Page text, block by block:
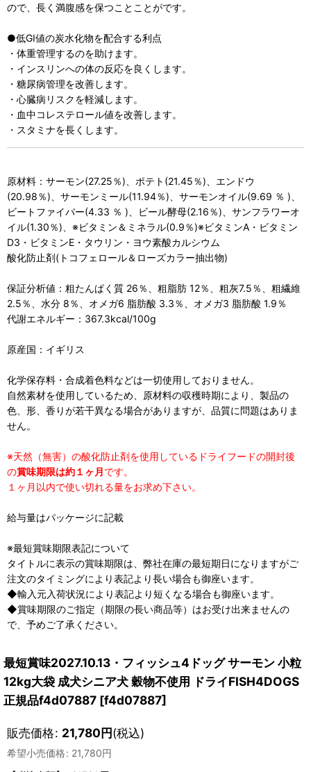
ので、長く満腹感を保つことことがです。
●低GI値の炭水化物を配合する利点
・体重管理するのを助けます。
・インスリンへの体の反応を良くします。
・糖尿病管理を改善します。
・心臓病リスクを軽減します。
・血中コレステロール値を改善します。
・スタミナを長くします。
原材料：サーモン(27.25％)、ポテト(21.45％)、エンドウ
(20.98％)、サーモンミール(11.94％)、サーモンオイル(9.69 ％ )、
ビートファイバー(4.33 ％ )、ビール酵母(2.16％)、サンフラワーオ
イル(1.30％)、※ビタミン＆ミネラル(0.9％)※ビタミンA・ビタミン
D3・ビタミンE・タウリン・ヨウ素酸カルシウム
酸化防止剤(トコフェロール＆ローズカラー抽出物)
保証分析値：粗たんぱく質 26％、粗脂肪 12％、粗灰7.5％、粗繊維
2.5％、水分 8％、オメガ6 脂肪酸 3.3％、オメガ3 脂肪酸 1.9％
代謝エネルギー：367.3kcal/100g
原産国：イギリス
化学保存料・合成着色料などは一切使用しておりません。
自然素材を使用しているため、原材料の収穫時期により、製品の
色、形、香りが若干異なる場合がありますが、品質に問題はありま
せん。
※天然（無害）の酸化防止剤を使用しているドライフードの開封後
の賞味期限は約１ヶ月です。
１ヶ月以内で使い切れる量をお求め下さい。
給与量はパッケージに記載
※最短賞味期限表記について
タイトルに表示の賞味期限は、弊社在庫の最短期日になりますがご
注文のタイミングにより表記より長い場合も御座います。
◆輸入元入荷状況により表記より短くなる場合も御座います。
◆賞味期限のご指定（期限の長い商品等）はお受け出来ませんの
で、予めご了承ください。
最短賞味2027.10.13・フィッシュ4ドッグ サーモン 小粒
12kg大袋 成犬シニア犬 穀物不使用 ドライFISH4DOGS
正規品f4d07887 [f4d07887]
販売価格: 21,780円(税込)
希望小売価格: 21,780円